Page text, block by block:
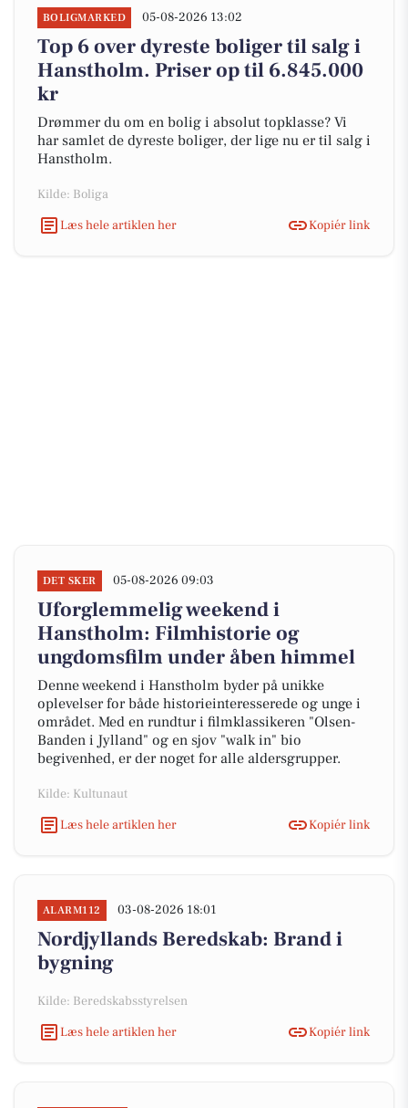
BOLIGMARKED 05-08-2026 13:02
Top 6 over dyreste boliger til salg i
Hanstholm. Priser op til 6.845.000
kr
Drømmer du om en bolig i absolut topklasse? Vi
har samlet de dyreste boliger, der lige nu er til salg i
Hanstholm.
Kilde: Boliga
Læs hele artiklen her
Kopiér link
DET SKER 05-08-2026 09:03
Uforglemmelig weekend i
Hanstholm: Filmhistorie og
ungdomsfilm under åben himmel
Denne weekend i Hanstholm byder på unikke
oplevelser for både historieinteresserede og unge i
området. Med en rundtur i filmklassikeren "Olsen-
Banden i Jylland" og en sjov "walk in" bio
begivenhed, er der noget for alle aldersgrupper.
Kilde: Kultunaut
Læs hele artiklen her
Kopiér link
ALARM112 03-08-2026 18:01
Nordjyllands Beredskab: Brand i
bygning
Kilde: Beredskabsstyrelsen
Læs hele artiklen her
Kopiér link